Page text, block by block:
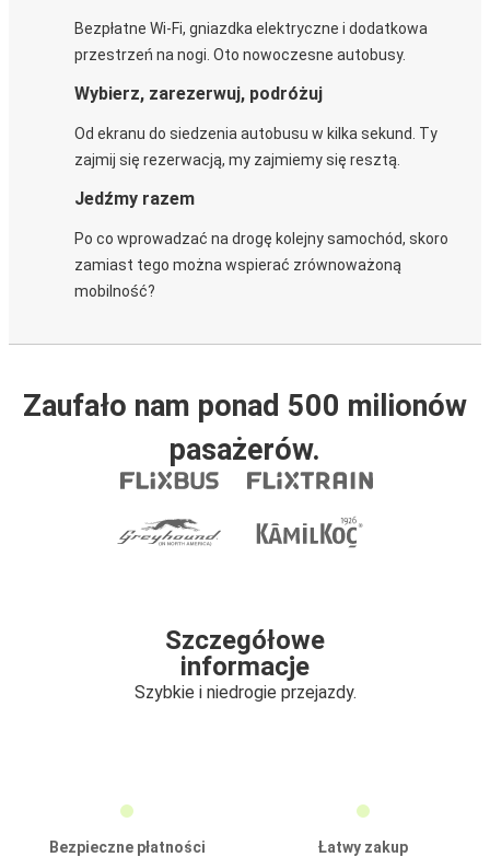
Bezpłatne Wi-Fi, gniazdka elektryczne i dodatkowa
przestrzeń na nogi. Oto nowoczesne autobusy.
Wybierz, zarezerwuj, podróżuj
Od ekranu do siedzenia autobusu w kilka sekund. Ty
zajmij się rezerwacją, my zajmiemy się resztą.
Jedźmy razem
Po co wprowadzać na drogę kolejny samochód, skoro
zamiast tego można wspierać zrównoważoną
mobilność?
Zaufało nam ponad 500 milionów
pasażerów.
Szczegółowe
informacje
Szybkie i niedrogie przejazdy.
Bezpieczne płatności
Łatwy zakup